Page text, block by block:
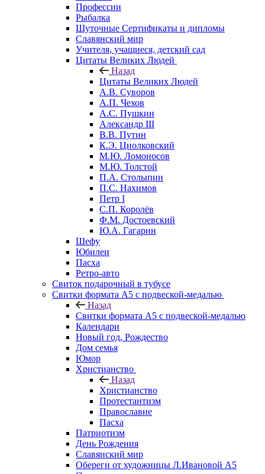
Профессии
Рыбалка
Шуточные Сертификаты и дипломы
Славянский мир
Учителя, учащиеся, детский сад
Цитаты Великих Людей
Назад
Цитаты Великих Людей
А.В. Суворов
А.П. Чехов
А.С. Пушкин
Александр III
В.В. Путин
К.Э. Циолковский
М.Ю. Ломоносов
М.Ю. Толстой
П.А. Столыпин
П.С. Нахимов
Петр I
С.П. Королёв
Ф.М. Достоевский
Ю.А. Гагарин
Шефу
Юбилеи
Пасха
Ретро-авто
Свиток подарочный в тубусе
Свитки формата А5 с подвеской-медалью
Назад
Свитки формата А5 с подвеской-медалью
Календари
Новый год, Рождество
Дом семья
Юмор
Христианство
Назад
Христианство
Протестантизм
Православие
Пасха
Патриотизм
День Рождения
Славянский мир
Обереги от художницы Л.Ивановой А5